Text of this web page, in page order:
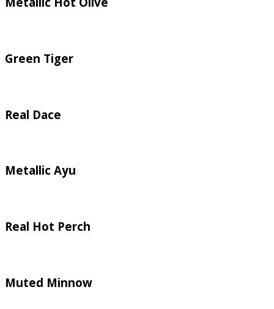
Green Tiger
Real Dace
Metallic Ayu
Real Hot Perch
Muted Minnow